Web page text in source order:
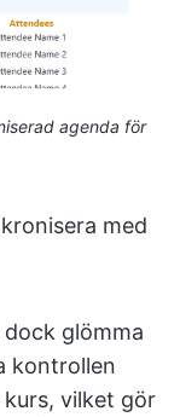
agenda för
med
glömma
kontrollen
vilket gör